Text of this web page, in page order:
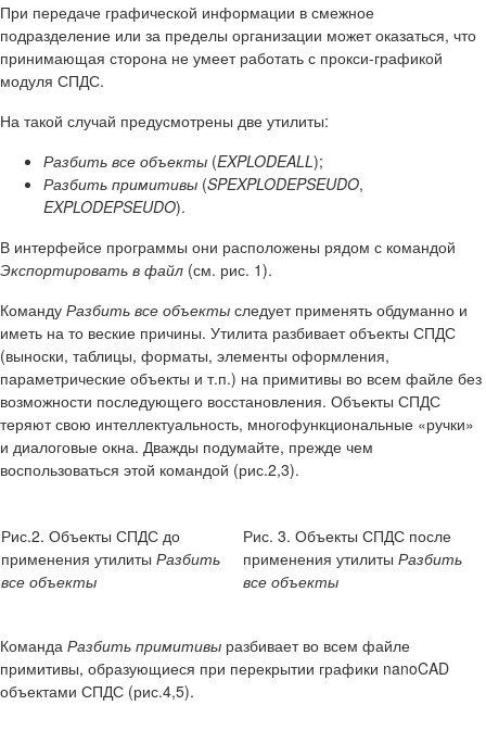
При передаче графической информации в смежное
подразделение или за пределы организации может оказаться, что
принимающая сторона не умеет работать с прокси-графикой
модуля СПДС.
На такой случай предусмотрены две утилиты:
Разбить все объекты (EXPLODEALL);
Разбить примитивы (SPEXPLODEPSEUDO,
EXPLODEPSEUDO).
В интерфейсе программы они расположены рядом с командой
Экспортировать в файл (см. рис. 1).
Команду Разбить все объекты следует применять обдуманно и
иметь на то веские причины. Утилита разбивает объекты СПДС
(выноски, таблицы, форматы, элементы оформления,
параметрические объекты и т.п.) на примитивы во всем файле без
возможности последующего восстановления. Объекты СПДС
теряют свою интеллектуальность, многофункциональные «ручки»
и диалоговые окна. Дважды подумайте, прежде чем
воспользоваться этой командой (рис.2,3).
Рис.2. Объекты СПДС до
применения утилиты Разбить
все объекты
Рис. 3. Объекты СПДС после
применения утилиты Разбить
все объекты
Команда Разбить примитивы разбивает во всем файле
примитивы, образующиеся при перекрытии графики nanoCAD
объектами СПДС (рис.4,5).